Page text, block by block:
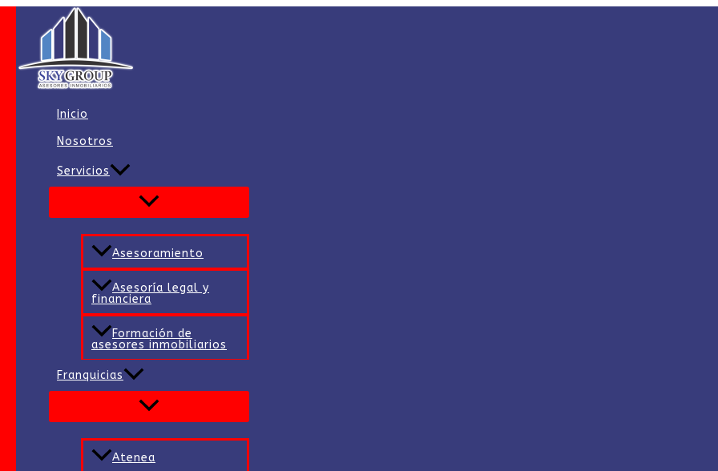
Ir
contenido
Inicio
Nosotros
Servicios
Asesoramiento
Asesoría legal y
financiera
Formación de
asesores inmobiliarios
Franquicias
Atenea